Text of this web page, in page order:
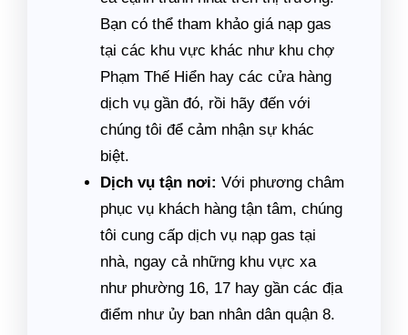
Bạn có thể tham khảo giá nạp gas
tại các khu vực khác như khu chợ
Phạm Thế Hiển hay các cửa hàng
dịch vụ gần đó, rồi hãy đến với
chúng tôi để cảm nhận sự khác
biệt.
Dịch vụ tận nơi: Với phương châm
phục vụ khách hàng tận tâm, chúng
tôi cung cấp dịch vụ nạp gas tại
nhà, ngay cả những khu vực xa
như phường 16, 17 hay gần các địa
điểm như ủy ban nhân dân quận 8.